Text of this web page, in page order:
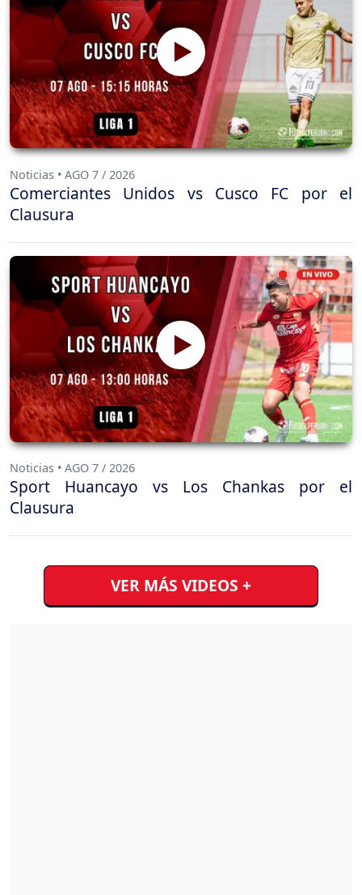
Noticias • AGO 7 / 2026
Comerciantes Unidos vs Cusco FC por el
Clausura
Noticias • AGO 7 / 2026
Sport Huancayo vs Los Chankas por el
Clausura
VER MÁS VIDEOS +